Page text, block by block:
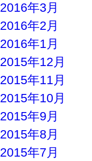
2016年3月
2016年2月
2016年1月
2015年12月
2015年11月
2015年10月
2015年9月
2015年8月
2015年7月